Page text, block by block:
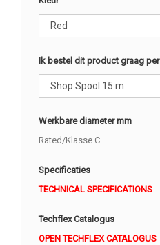
Ik bestel dit product graag per
Werkbare diameter mm
Rated/Klasse C
Specificaties
TECHNICAL SPECIFICATIONS
Techflex Catalogus
OPEN TECHFLEX CATALOGUS